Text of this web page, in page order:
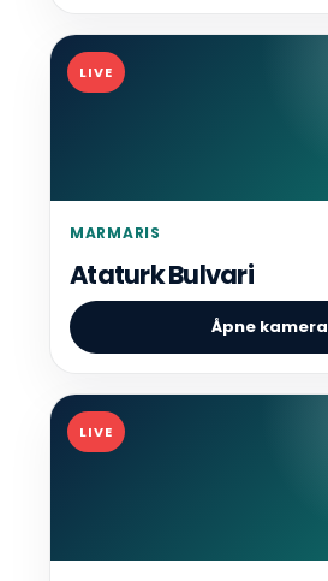
LIVE
MARMARIS
Ataturk Bulvari
Åpne kamera
LIVE